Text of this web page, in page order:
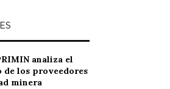
analiza el
los proveedores
minera